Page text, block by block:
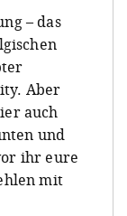
– das
Aber
auch
und
ihr eure
mit